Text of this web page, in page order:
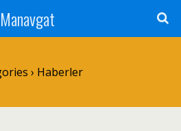
Manavgat
› Haberler